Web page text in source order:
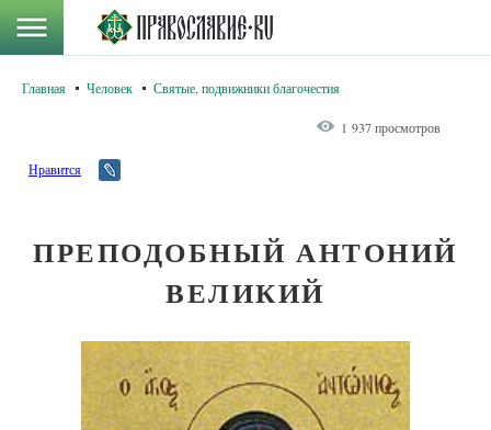
Главная Человек Святые, подвижники благочестия
1 937 просмотров
Нравится
ПРЕПОДОБНЫЙ АНТОНИЙ
ВЕЛИКИЙ